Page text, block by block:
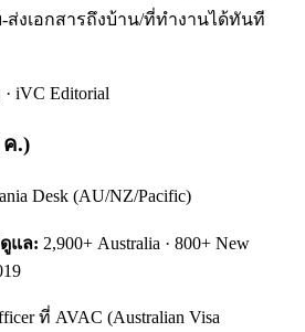
ส่งเอกสารถึงบ้าน/ที่ทำงานได้ทันที
iVC Editorial
ค.)
Desk (AU/NZ/Pacific)
แล: 2,900+ Australia · 800+ New
ที่ AVAC (Australian Visa